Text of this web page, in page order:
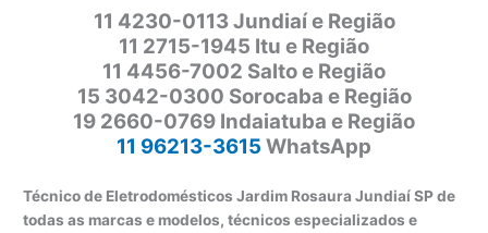
11 4230-0113 Jundiaí e Região
11 2715-1945 Itu e Região
11 4456-7002 Salto e Região
15 3042-0300 Sorocaba e Região
19 2660-0769 Indaiatuba e Região
11 96213-3615 WhatsApp
Técnico de Eletrodomésticos Jardim Rosaura Jundiaí SP de
todas as marcas e modelos, técnicos especializados e